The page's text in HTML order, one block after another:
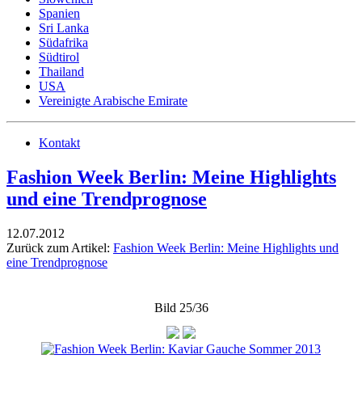
Spanien
Sri Lanka
Südafrika
Südtirol
Thailand
USA
Vereinigte Arabische Emirate
Kontakt
Fashion Week Berlin: Meine Highlights
und eine Trendprognose
12.07.2012
Zurück zum Artikel: Fashion Week Berlin: Meine Highlights und
eine Trendprognose
Bild 25/36